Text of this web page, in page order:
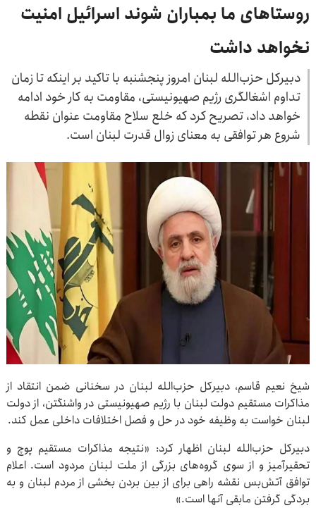
روستاهای ما بمباران شوند اسرائیل امنیت
نخواهد داشت
دبیرکل حزب‌الله لبنان امروز پنجشنبه با تاکید بر اینکه تا زمان
تداوم اشغالگری رژیم صهیونیستی، مقاومت به کار خود ادامه
خواهد داد، تصریح کرد که خلع سلاح مقاومت عنوان نقطه
شروع هر توافقی به معنای زوال قدرت لبنان است.
شیخ نعیم قاسم، دبیرکل حزب‌الله لبنان در سخنانی ضمن انتقاد از
مذاکرات مستقیم دولت لبنان با رژیم صهیونیستی در واشنگتن، از دولت
لبنان خواست به وظیفه خود در حل و فصل اختلافات داخلی عمل کند.
دبیرکل حزب‌الله لبنان اظهار کرد: «نتیجه مذاکرات مستقیم پوچ و
تحقیرآمیز و از سوی گروه‌های بزرگی از ملت لبنان مردود است. اعلام
توافق آتش‌بس نقشه راهی برای از بین بردن بخشی از مردم لبنان و به
بردگی گرفتن مابقی آنها است.»